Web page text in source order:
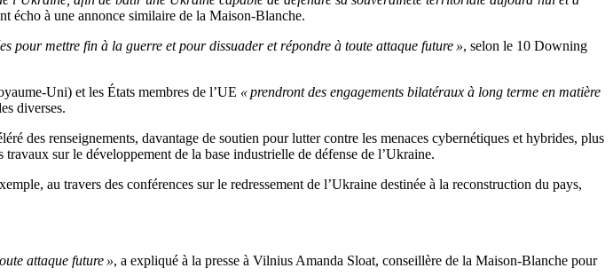
écho à une annonce similaire de la Maison-Blanche.
pour mettre fin à la guerre et pour dissuader et répondre à toute attaque future », selon le 10 Downing
Uni) et les États membres de l’UE « prendront des engagements bilatéraux à long terme en matière
diverses.
des renseignements, davantage de soutien pour lutter contre les menaces cybernétiques et hybrides, plus
sur le développement de la base industrielle de défense de l’Ukraine.
au travers des conférences sur le redressement de l’Ukraine destinée à la reconstruction du pays,
attaque future », a expliqué à la presse à Vilnius Amanda Sloat, conseillère de la Maison-Blanche pour